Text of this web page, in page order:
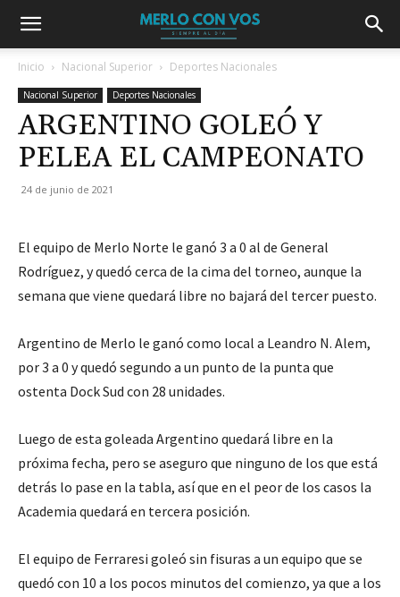
Inicio Nacional Superior Deportes Nacionales
Nacional Superior Deportes Nacionales
ARGENTINO GOLEÓ Y
PELEA EL CAMPEONATO
24 de junio de 2021
El equipo de Merlo Norte le ganó 3 a 0 al de General
Rodríguez, y quedó cerca de la cima del torneo, aunque la
semana que viene quedará libre no bajará del tercer puesto.
Argentino de Merlo le ganó como local a Leandro N. Alem,
por 3 a 0 y quedó segundo a un punto de la punta que
ostenta Dock Sud con 28 unidades.
Luego de esta goleada Argentino quedará libre en la
próxima fecha, pero se aseguro que ninguno de los que está
detrás lo pase en la tabla, así que en el peor de los casos la
Academia quedará en tercera posición.
El equipo de Ferraresi goleó sin fisuras a un equipo que se
quedó con 10 a los pocos minutos del comienzo, ya que a los